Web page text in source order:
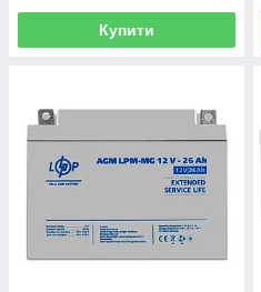
Купити